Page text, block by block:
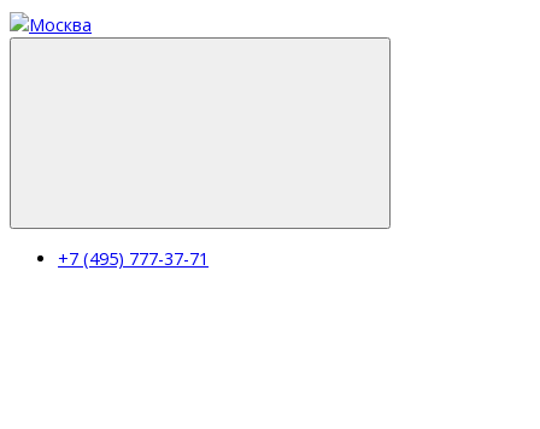
+7 (495) 777-37-71